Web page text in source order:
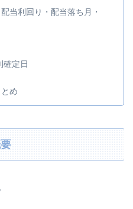
当利回り・配当落ち月・
確定日
め